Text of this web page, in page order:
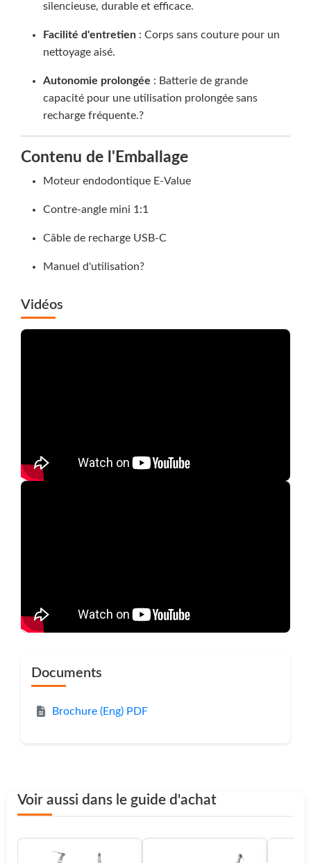
silencieuse, durable et efficace.
Facilité d'entretien : Corps sans couture pour un
nettoyage aisé.
Autonomie prolongée : Batterie de grande
capacité pour une utilisation prolongée sans
recharge fréquente.?
Contenu de l'Emballage
Moteur endodontique E-Value
Contre-angle mini 1:1
Câble de recharge USB-C
Manuel d'utilisation?
Vidéos
Documents
Brochure (Eng) PDF
Voir aussi dans le guide d'achat